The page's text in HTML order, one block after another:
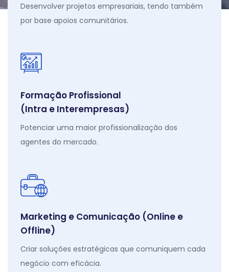
Desenvolver projetos empresariais, tendo também
por base apoios comunitários.
Formação Profissional
(Intra e Interempresas)
Potenciar uma maior profissionalização dos
agentes do mercado.
Marketing e Comunicação (Online e
Offline)
Criar soluções estratégicas que comuniquem cada
negócio com eficácia.